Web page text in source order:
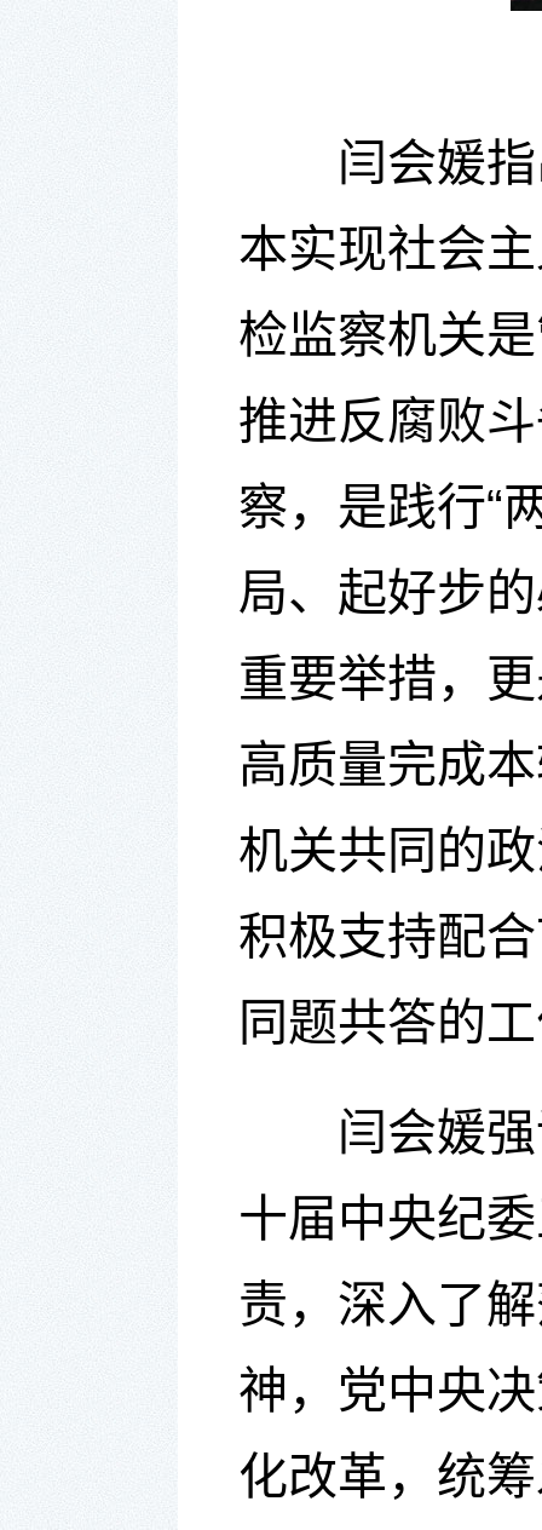
闫会媛
本实现社会
检监察机关
推进反腐败
察， 是践行“
局、起好步
重要举措，更
高质量完成
机关共同的
积极支持配
同题共答的
闫会媛
十届中央纪
责，深入了
神，党中央
化改革， 统